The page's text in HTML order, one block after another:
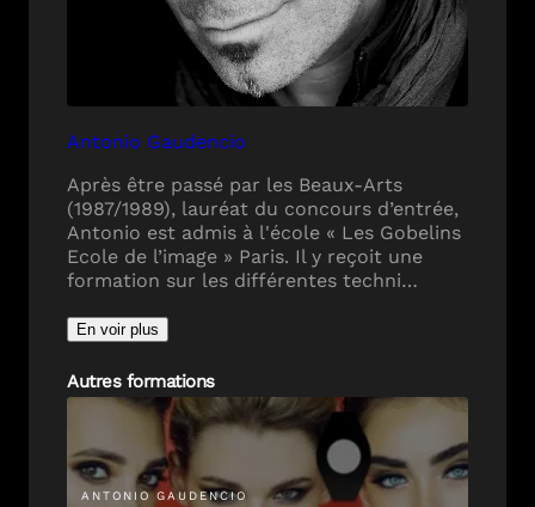
Antonio Gaudencio
Après être passé par les Beaux-Arts
(1987/1989), lauréat du concours d’entrée,
Antonio est admis à l'école « Les Gobelins
Ecole de l’image » Paris. Il y reçoit une
formation sur les différentes techni…
En voir plus
Autres formations
ANTONIO GAUDENCIO